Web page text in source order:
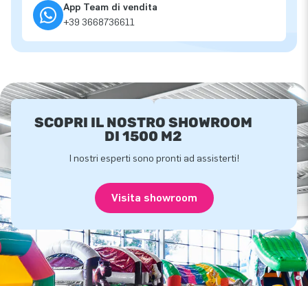
App Team di vendita
+39 3668736611
SCOPRI IL NOSTRO SHOWROOM
DI 1500 M2
I nostri esperti sono pronti ad assisterti!
Visita showroom